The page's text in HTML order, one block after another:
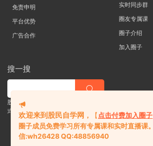
免责申明
平台优势
广告合作
实时同步群
圈友专属课
圈子介绍
加入圈子
搜一搜
股票 |直播| 外汇| 期货 |金融理财一站
式学习平台
欢迎来到股民自学网 ， 【 点击付费加入圈子
圈子成员免费学习所有专属课和实时直播课。
信:wh26428 QQ:48856940